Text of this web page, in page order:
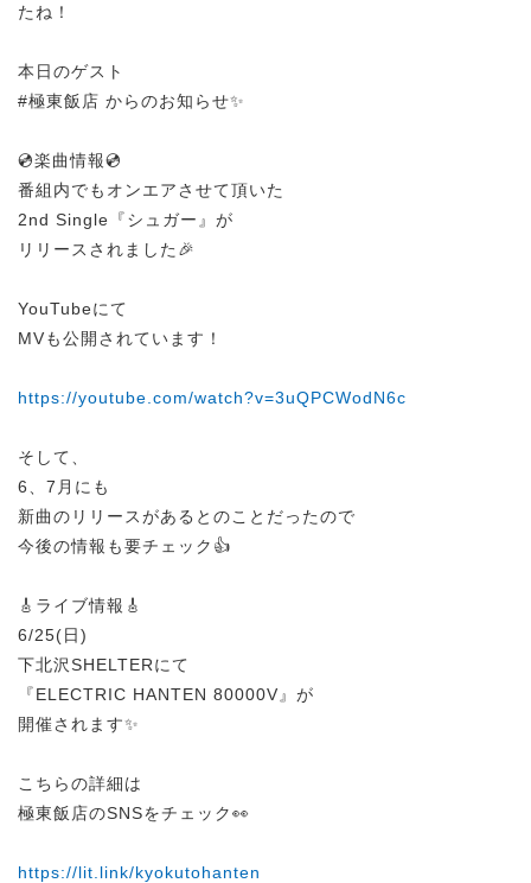
たね！
本日のゲスト
#極東飯店 からのお知らせ✨
💿楽曲情報💿
番組内でもオンエアさせて頂いた
2nd Single『シュガー』が
リリースされました🎉
YouTubeにて
MVも公開されています！
https://youtube.com/watch?v=3uQPCWodN6c
そして、
6、7月にも
新曲のリリースがあるとのことだったので
今後の情報も要チェック👍
🎸ライブ情報🎸
6/25(日)
下北沢SHELTERにて
『ELECTRIC HANTEN 80000V』が
開催されます✨
こちらの詳細は
極東飯店のSNSをチェック👀
https://lit.link/kyokutohanten